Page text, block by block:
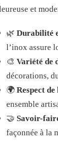
et
🌿 Durabilité
l’inox assure
🎨 Variété de
décorations,
🌍 Respect
ensemble
🤝 Savoir-
façonnée à la